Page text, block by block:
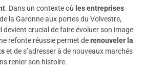
. Dans un contexte où les entreprises
la Garonne aux portes du Volvestre,
devient crucial de faire évoluer son image
refonte réussie permet derenouveler la
et de s’adresser à de nouveaux marchés
renier son histoire.